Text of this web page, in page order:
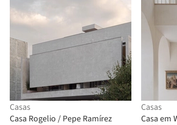
Casas
Casa Rogelio / Pepe Ramírez
Casas
Casa em